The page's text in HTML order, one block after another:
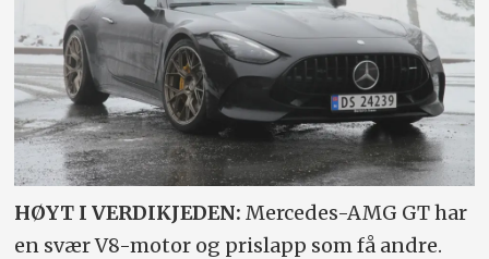
HØYT I VERDIKJEDEN: Mercedes-AMG GT har
en svær V8-motor og prislapp som få andre.